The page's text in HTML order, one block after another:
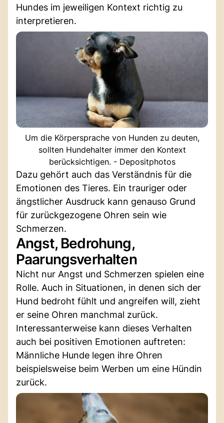
Hundes im jeweiligen Kontext richtig zu
interpretieren.
Um die Körpersprache von Hunden zu deuten,
sollten Hundehalter immer den Kontext
berücksichtigen. - Depositphotos
Dazu gehört auch das Verständnis für die
Emotionen des Tieres. Ein trauriger oder
ängstlicher Ausdruck kann genauso Grund
für zurückgezogene Ohren sein wie
Schmerzen.
Angst, Bedrohung,
Paarungsverhalten
Nicht nur Angst und Schmerzen spielen eine
Rolle. Auch in Situationen, in denen sich der
Hund bedroht fühlt und angreifen will, zieht
er seine Ohren manchmal zurück.
Interessanterweise kann dieses Verhalten
auch bei positiven Emotionen auftreten:
Männliche Hunde legen ihre Ohren
beispielsweise beim Werben um eine Hündin
zurück.